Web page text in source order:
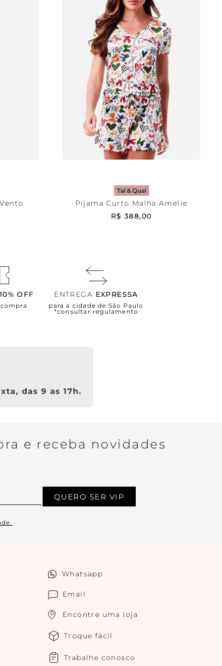
Estampada P
Tal & Qual
Pijama Curto Malha Amelie
R$ 388,00
OFF ENTREGA EXPRESSA
para a cidade de São Paulo
*consultar regulamento
das 9 as 17h.
e receba novidades
QUERO SER VIP
Whatsapp
Email
Encontre uma loja
Troque fácil
Trabalhe conosco